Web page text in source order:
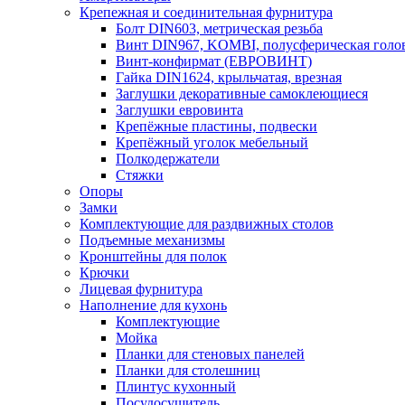
Крепежная и соединительная фурнитура
Болт DIN603, метрическая резьба
Винт DIN967, KOMBI, полусферическая
Винт-конфирмат (ЕВРОВИНТ)
Гайка DIN1624, крыльчатая, врезная
Заглушки декоративные самоклеющиеся
Заглушки евровинта
Крепёжные пластины, подвески
Крепёжный уголок мебельный
Полкодержатели
Стяжки
Опоры
Замки
Комплектующие для раздвижных столов
Подъемные механизмы
Кронштейны для полок
Крючки
Лицевая фурнитура
Наполнение для кухонь
Комплектующие
Мойка
Планки для стеновых панелей
Планки для столешниц
Плинтус кухонный